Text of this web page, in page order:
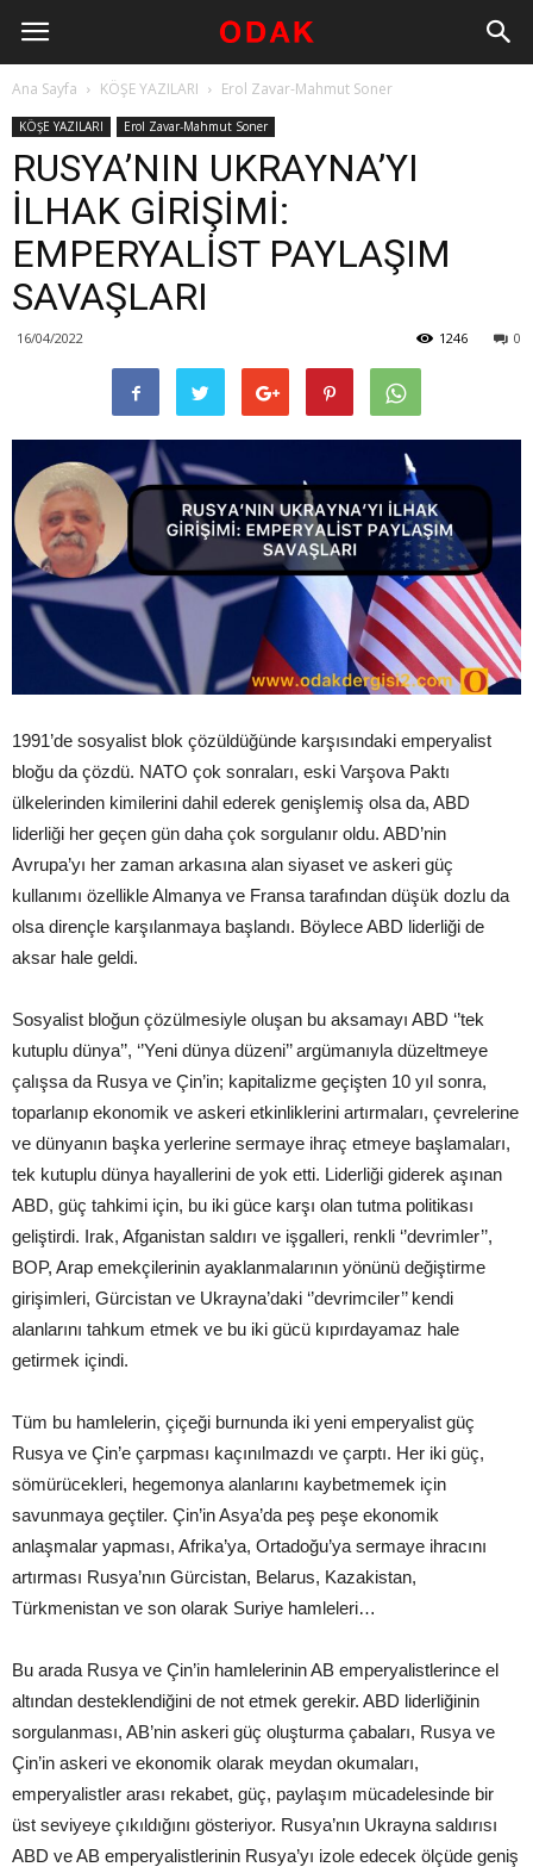
Ana Sayfa KÖŞE YAZILARI Erol Zavar-Mahmut Soner
KÖŞE YAZILARI Erol Zavar-Mahmut Soner
RUSYA’NIN UKRAYNA’YI
İLHAK GİRİŞİMİ:
EMPERYALİST PAYLAŞIM
SAVAŞLARI
16/04/2022 0
1246
1991’de sosyalist blok çözüldüğünde karşısındaki emperyalist
bloğu da çözdü. NATO çok sonraları, eski Varşova Paktı
ülkelerinden kimilerini dahil ederek genişlemiş olsa da, ABD
liderliği her geçen gün daha çok sorgulanır oldu. ABD’nin
Avrupa’yı her zaman arkasına alan siyaset ve askeri güç
kullanımı özellikle Almanya ve Fransa tarafından düşük dozlu da
olsa dirençle karşılanmaya başlandı. Böylece ABD liderliği de
aksar hale geldi.
Sosyalist bloğun çözülmesiyle oluşan bu aksamayı ABD ‘’tek
kutuplu dünya’’, ‘’Yeni dünya düzeni’’ argümanıyla düzeltmeye
çalışsa da Rusya ve Çin’in; kapitalizme geçişten 10 yıl sonra,
toparlanıp ekonomik ve askeri etkinliklerini artırmaları, çevrelerine
ve dünyanın başka yerlerine sermaye ihraç etmeye başlamaları,
tek kutuplu dünya hayallerini de yok etti. Liderliği giderek aşınan
ABD, güç tahkimi için, bu iki güce karşı olan tutma politikası
geliştirdi. Irak, Afganistan saldırı ve işgalleri, renkli ‘’devrimler’’,
BOP, Arap emekçilerinin ayaklanmalarının yönünü değiştirme
girişimleri, Gürcistan ve Ukrayna’daki ‘’devrimciler’’ kendi
alanlarını tahkum etmek ve bu iki gücü kıpırdayamaz hale
getirmek içindi.
Tüm bu hamlelerin, çiçeği burnunda iki yeni emperyalist güç
Rusya ve Çin’e çarpması kaçınılmazdı ve çarptı. Her iki güç,
sömürücekleri, hegemonya alanlarını kaybetmemek için
savunmaya geçtiler. Çin’in Asya’da peş peşe ekonomik
anlaşmalar yapması, Afrika’ya, Ortadoğu’ya sermaye ihracını
artırması Rusya’nın Gürcistan, Belarus, Kazakistan,
Türkmenistan ve son olarak Suriye hamleleri…
Bu arada Rusya ve Çin’in hamlelerinin AB emperyalistlerince el
altından desteklendiğini de not etmek gerekir. ABD liderliğinin
sorgulanması, AB’nin askeri güç oluşturma çabaları, Rusya ve
Çin’in askeri ve ekonomik olarak meydan okumaları,
emperyalistler arası rekabet, güç, paylaşım mücadelesinde bir
üst seviyeye çıkıldığını gösteriyor. Rusya’nın Ukrayna saldırısı
ABD ve AB emperyalistlerinin Rusya’yı izole edecek ölçüde geniş